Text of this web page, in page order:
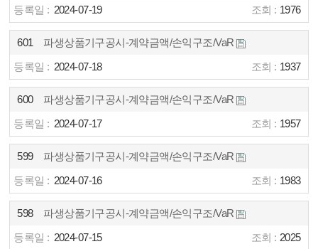
2024-07-19 1976
601 파생상품기구공시-계약금액/손익구조/VaR
2024-07-18 1937
600 파생상품기구공시-계약금액/손익구조/VaR
2024-07-17 1957
599 파생상품기구공시-계약금액/손익구조/VaR
2024-07-16 1983
598 파생상품기구공시-계약금액/손익구조/VaR
2024-07-15 2025